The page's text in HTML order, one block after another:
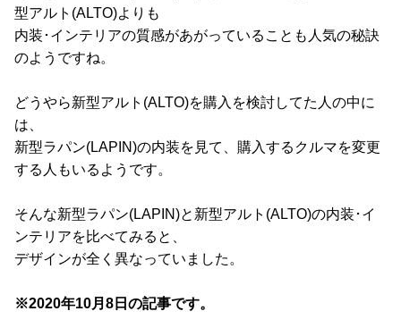
型アルト(ALTO)よりも
内装･インテリアの質感があがっていることも人気の秘訣
のようですね。
どうやら新型アルト(ALTO)を購入を検討してた人の中に
は、
新型ラパン(LAPIN)の内装を見て、購入するクルマを変更
する人もいるようです。
そんな新型ラパン(LAPIN)と新型アルト(ALTO)の内装･イ
ンテリアを比べてみると、
デザインが全く異なっていました。
※2020年10月8日の記事です。